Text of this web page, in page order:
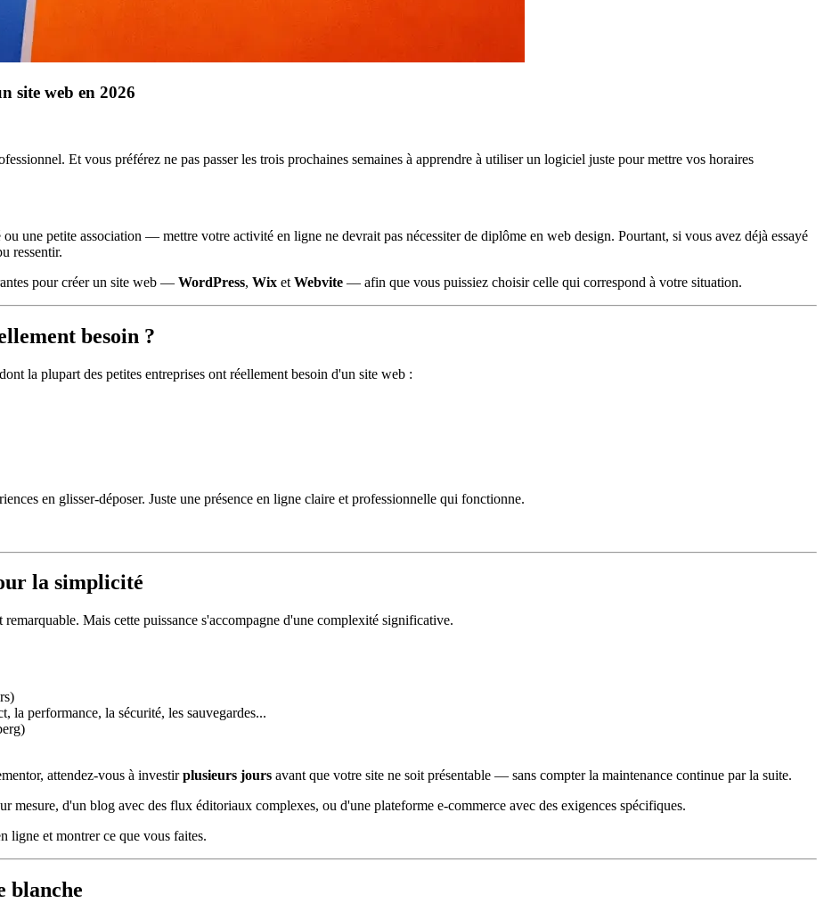
site web en 2026
Et vous préférez ne pas passer les trois prochaines semaines à apprendre à utiliser un logiciel juste pour mettre vos horaires
une petite association — mettre votre activité en ligne ne devrait pas nécessiter de diplôme en web design. Pourtant, si vous avez déjà essayé
ressentir.
pour créer un site web — WordPress, Wix et Webvite — afin que vous puissiez choisir celle qui correspond à votre situation.
besoin ?
la plupart des petites entreprises ont réellement besoin d'un site web :
en glisser-déposer. Juste une présence en ligne claire et professionnelle qui fonctionne.
la simplicité
Mais cette puissance s'accompagne d'une complexité significative.
la performance, la sécurité, les sauvegardes...
attendez-vous à investirplusieurs jours avant que votre site ne soit présentable — sans compter la maintenance continue par la suite.
mesure, d'un blog avec des flux éditoriaux complexes, ou d'une plateforme e-commerce avec des exigences spécifiques.
ligne et montrer ce que vous faites.
blanche